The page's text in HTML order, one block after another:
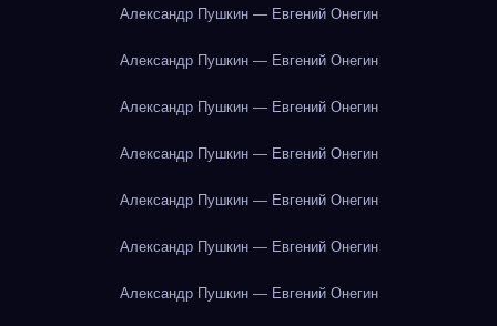
Александр Пушкин — Евгений Онегин
Александр Пушкин — Евгений Онегин
Александр Пушкин — Евгений Онегин
Александр Пушкин — Евгений Онегин
Александр Пушкин — Евгений Онегин
Александр Пушкин — Евгений Онегин
Александр Пушкин — Евгений Онегин